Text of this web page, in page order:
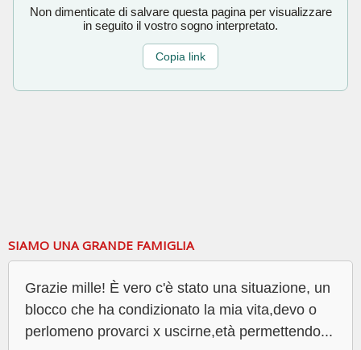
Non dimenticate di salvare questa pagina per visualizzare
in seguito il vostro sogno interpretato.
Copia link
SIAMO UNA GRANDE FAMIGLIA
Grazie mille! È vero c'è stato una situazione, un
blocco che ha condizionato la mia vita,devo o
perlomeno provarci x uscirne,età permettendo...